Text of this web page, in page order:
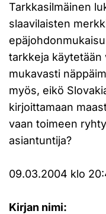
Tarkkasilmäinen
slaavilaisten
tarkkeja käytetään
mukavasti
myös, eikö
kirjoittamaan
vaan toimeen
asiantuntija?
09.03.2004 klo
Kirjan nimi: